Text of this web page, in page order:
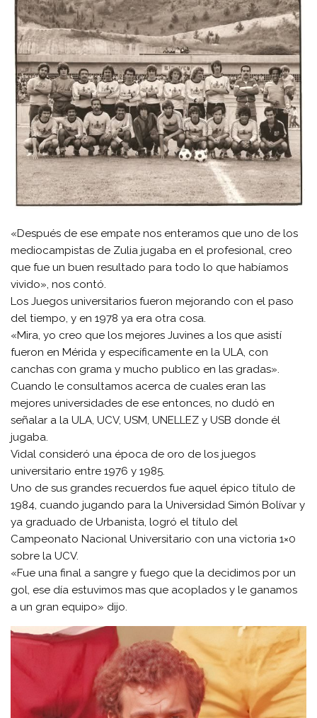
«Después de ese empate nos enteramos que uno de los
mediocampistas de Zulia jugaba en el profesional, creo
que fue un buen resultado para todo lo que habíamos
vivido», nos contó.
Los Juegos universitarios fueron mejorando con el paso
del tiempo, y en 1978 ya era otra cosa.
«Mira, yo creo que los mejores Juvines a los que asistí
fueron en Mérida y específicamente en la ULA, con
canchas con grama y mucho publico en las gradas».
Cuando le consultamos acerca de cuales eran las
mejores universidades de ese entonces, no dudó en
señalar a la ULA, UCV, USM, UNELLEZ y USB donde él
jugaba.
Vidal consideró una época de oro de los juegos
universitario entre 1976 y 1985.
Uno de sus grandes recuerdos fue aquel épico título de
1984, cuando jugando para la Universidad Simón Bolívar y
ya graduado de Urbanista, logró el título del
Campeonato Nacional Universitario con una victoria 1×0
sobre la UCV.
«Fue una final a sangre y fuego que la decidimos por un
gol, ese día estuvimos mas que acoplados y le ganamos
a un gran equipo» dijo.